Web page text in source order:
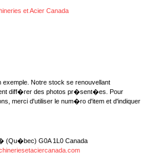
et Acier Canada
exemple. Notre stock se renouvellant
diff�rer des photos pr�sent�es. Pour
merci d'utiliser le num�ro d'item et d'indiquer
(Qu�bec) G0A 1L0 Canada